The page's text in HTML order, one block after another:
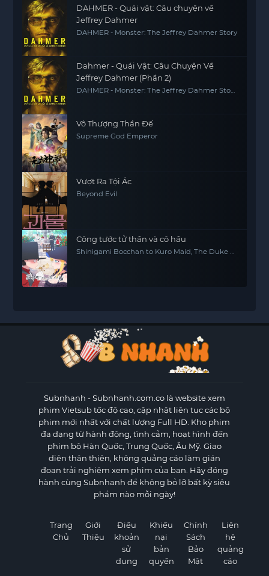
DAHMER - Quái vật: Câu chuyện về
Jeffrey Dahmer
DAHMER - Monster: The Jeffrey Dahmer Story
Dahmer - Quái Vật: Câu Chuyện Về
Jeffrey Dahmer (Phần 2)
DAHMER - Monster: The Jeffrey Dahmer Story
Vô Thượng Thần Đế
Supreme God Emperor
Vượt Ra Tội Ác
Beyond Evil
Công tước tử thần và cô hầu
Shinigami Bocchan to Kuro Maid, The Duke of
Subnhanh - Subnhanh.com.co là website xem
phim Vietsub tốc độ cao, cập nhật liên tục các bộ
phim mới nhất với chất lượng Full HD. Kho phim
đa dạng từ hành động, tình cảm, hoạt hình đến
phim bộ Hàn Quốc, Trung Quốc, Âu Mỹ. Giao
diện thân thiện, không quảng cáo làm gián
đoạn trải nghiệm xem phim của bạn. Hãy đồng
hành cùng Subnhanh để không bỏ lỡ bất kỳ siêu
phẩm nào mỗi ngày!
Trang
Chủ
Giới
Thiệu
Điều
khoản
sử
dụng
Khiếu
nại
bản
quyền
Chính
Sách
Bảo
Mật
Liên
hệ
quảng
cáo